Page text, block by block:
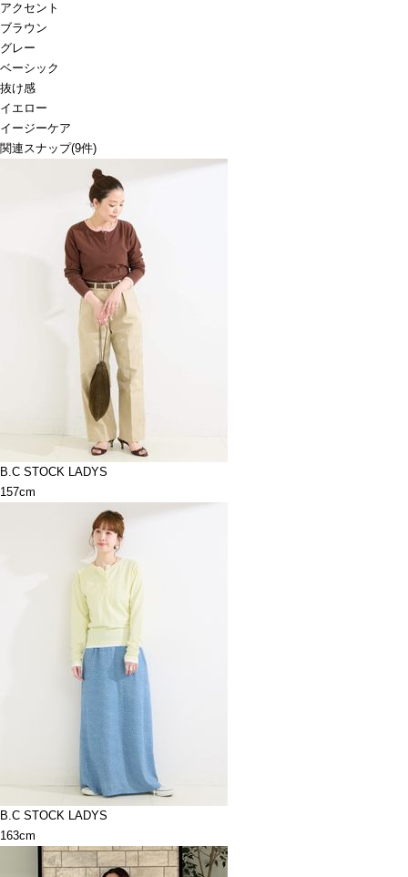
アクセント
ブラウン
グレー
ベーシック
抜け感
イエロー
イージーケア
関連スナップ(9件)
B.C STOCK LADYS
157cm
B.C STOCK LADYS
163cm